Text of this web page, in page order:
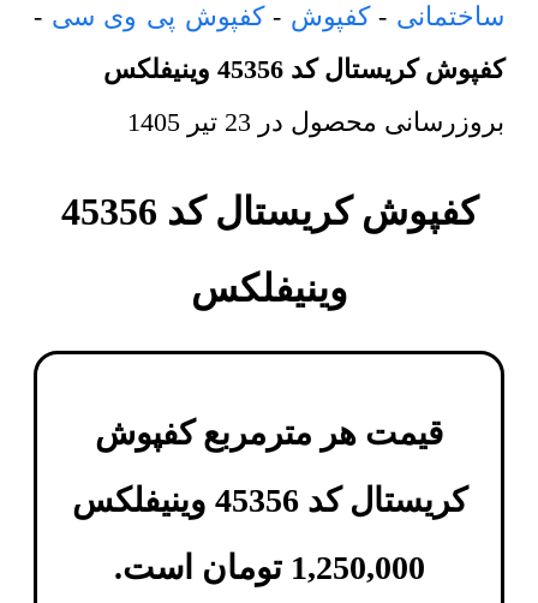
ساختمانی -کفپوش -کفپوش پی وی سی -
کفپوش کریستال کد 45356 وینیفلکس
بروزرسانی محصول در 23 تیر 1405
کفپوش کریستال کد 45356
وینیفلکس
قیمت هر مترمربعکفپوش
کریستال کد 45356 وینیفلکس
1,250,000 تومان است.